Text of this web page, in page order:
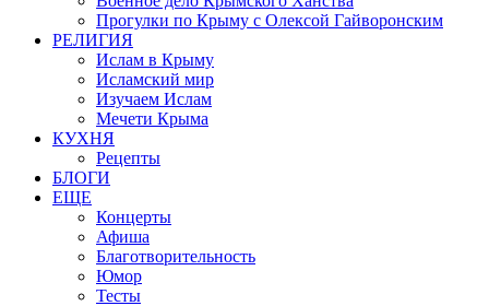
Прогулки по Крыму с Олексой Гайворонским
РЕЛИГИЯ
Ислам в Крыму
Исламский мир
Изучаем Ислам
Мечети Крыма
КУХНЯ
Рецепты
БЛОГИ
ЕЩЕ
Концерты
Афиша
Благотворительность
Юмор
Тесты